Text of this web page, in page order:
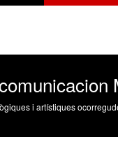
Movil
ocorregudes en els tres